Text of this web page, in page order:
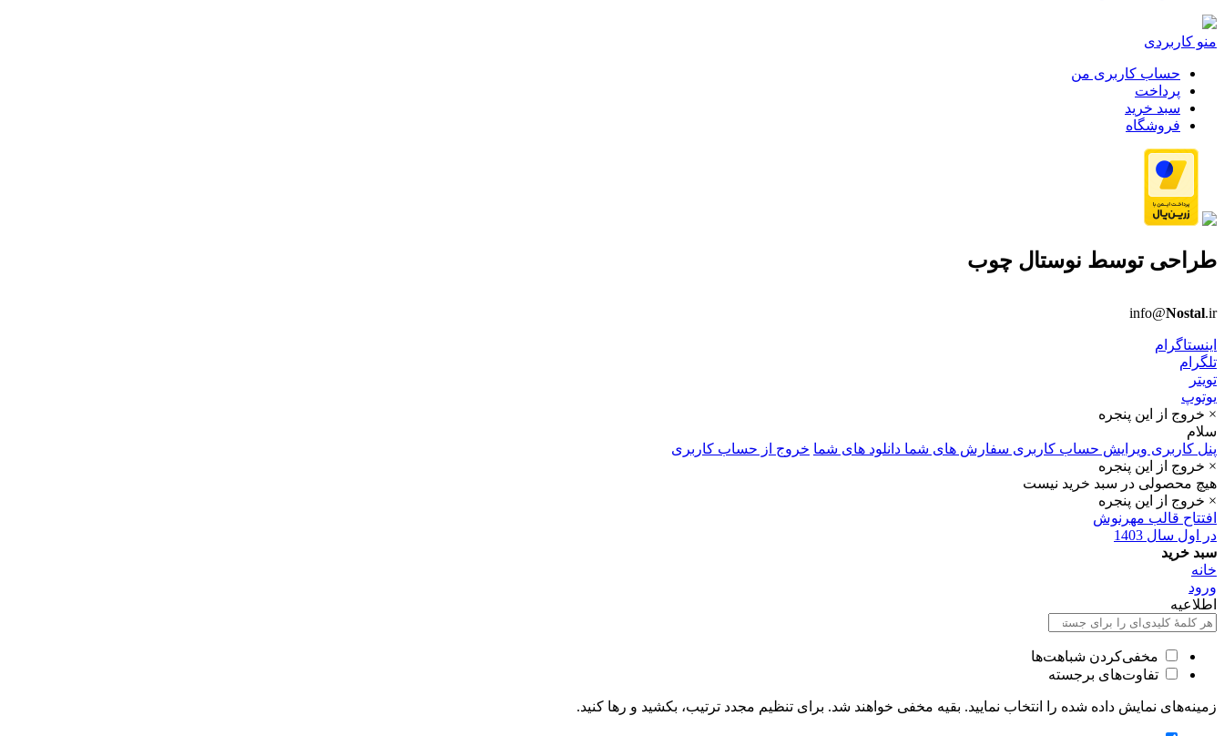
منو کاربردی
حساب کاربری من
پرداخت
سبد خرید
فروشگاه
طراحی توسط نوستال چوب
info@Nostal.ir
اینستاگرام
تلگرام
تویتر
یوتوپ
× خروج از این پنجره
سلام
پنل کاربری ویرایش حساب کاربری سفارش های شما دانلود های شما خروج از حساب کاربری
× خروج از این پنجره
هیچ محصولی در سبد خرید نیست
× خروج از این پنجره
افتتاح قالب مهرنوش
در اول سال 1403
سبد خرید
خانه
ورود
اطلاعیه
مخفی‌کردن شباهت‌ها
تفاوت‌های برجسته
زمینه‌های نمایش داده شده را انتخاب نمایید. بقیه مخفی خواهند شد. برای تنظیم مجدد ترتیب، بکشید و رها کنید.